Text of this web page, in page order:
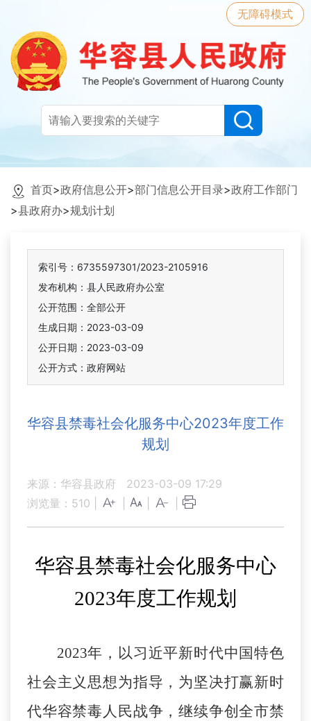
无障碍模式
首页>政府信息公开>部门信息公开目录>政府工作部门
>县政府办>规划计划
索引号：6735597301/2023-2105916
发布机构：县人民政府办公室
公开范围：全部公开
生成日期：2023-03-09
公开日期：2023-03-09
公开方式：政府网站
华容县禁毒社会化服务中心2023年度工作
规划
来源：华容县政府
2023-03-09 17:29
浏览量： 510
华容县禁毒社会化服务中心
2023年度工作规划
2023年， 以习近平新时代中国特色
社会主义思想为指导， 为坚决打赢新时
代华容禁毒人民战争 ，继续争创全市禁